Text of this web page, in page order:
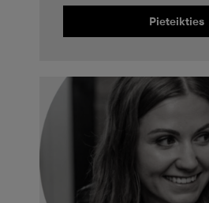
Pieteikties